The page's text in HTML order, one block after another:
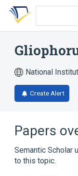
Skip
search
Skip
Skip
account
National
Create Alert
Papers
Semantic Scholar
to this topic.